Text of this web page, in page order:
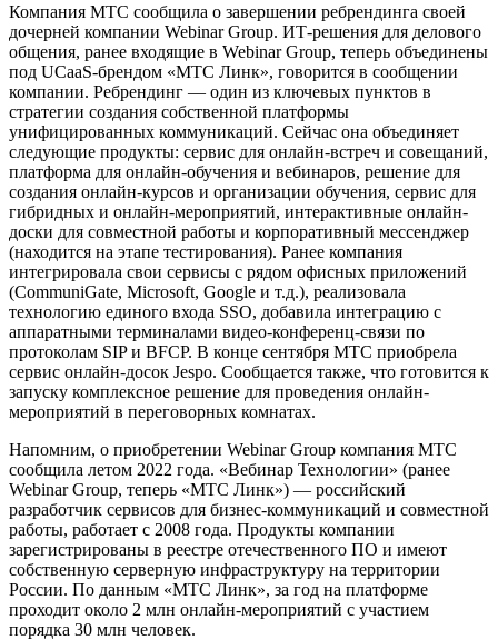
Компания МТС сообщила о завершении ребрендинга своей
дочерней компании Webinar Group. ИТ-решения для делового
общения, ранее входящие в Webinar Group, теперь объединены
под UCaaS-брендом «МТС Линк», говорится в сообщении
компании. Ребрендинг — один из ключевых пунктов в
стратегии создания собственной платформы
унифицированных коммуникаций. Сейчас она объединяет
следующие продукты: сервис для онлайн-встреч и совещаний,
платформа для онлайн-обучения и вебинаров, решение для
создания онлайн-курсов и организации обучения, сервис для
гибридных и онлайн-мероприятий, интерактивные онлайн-
доски для совместной работы и корпоративный мессенджер
(находится на этапе тестирования). Ранее компания
интегрировала свои сервисы с рядом офисных приложений
(CommuniGate, Microsoft, Google и т.д.), реализовала
технологию единого входа SSO, добавила интеграцию с
аппаратными терминалами видео-конференц-связи по
протоколам SIP и BFCP. В конце сентября МТС приобрела
сервис онлайн-досок Jespo. Сообщается также, что готовится к
запуску комплексное решение для проведения онлайн-
мероприятий в переговорных комнатах.
Напомним, о приобретении Webinar Group компания МТС
сообщила летом 2022 года. «Вебинар Технологии» (ранее
Webinar Group, теперь «МТС Линк») — российский
разработчик сервисов для бизнес-коммуникаций и совместной
работы, работает с 2008 года. Продукты компании
зарегистрированы в реестре отечественного ПО и имеют
собственную серверную инфраструктуру на территории
России. По данным «МТС Линк», за год на платформе
проходит около 2 млн онлайн-мероприятий с участием
порядка 30 млн человек.